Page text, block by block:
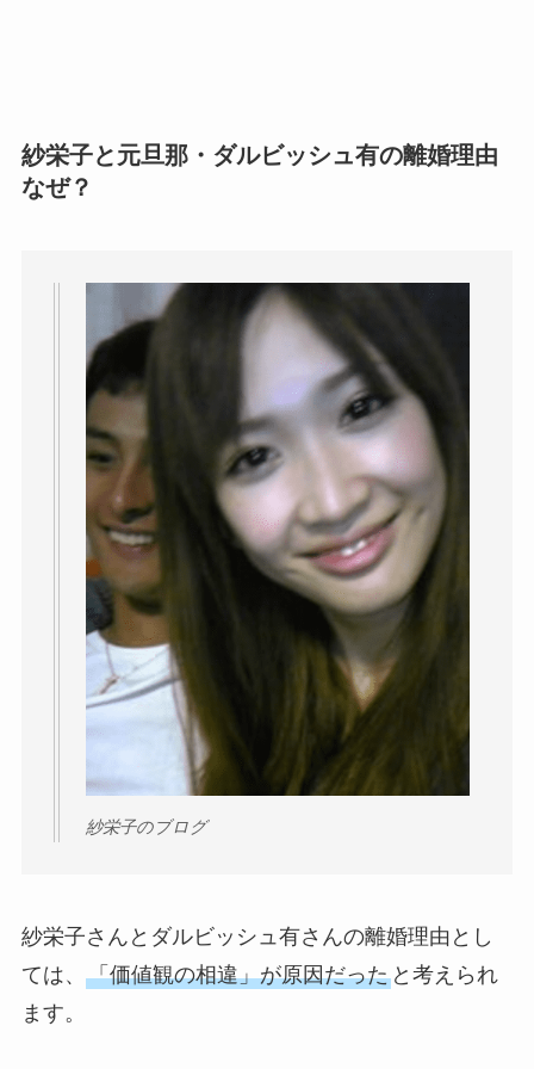
紗栄子と元旦那・ダルビッシュ有の離婚理由
なぜ？
紗栄子のブログ
紗栄子さんとダルビッシュ有さんの離婚理由とし
ては、 「価値観の相違」が原因だったと考えられ
ます。